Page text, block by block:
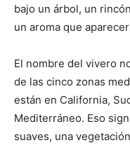
bajo un árbol, un
un aroma que
El nombre del vivero
de las cinco zonas
están en California,
Mediterráneo. Eso
suaves, una